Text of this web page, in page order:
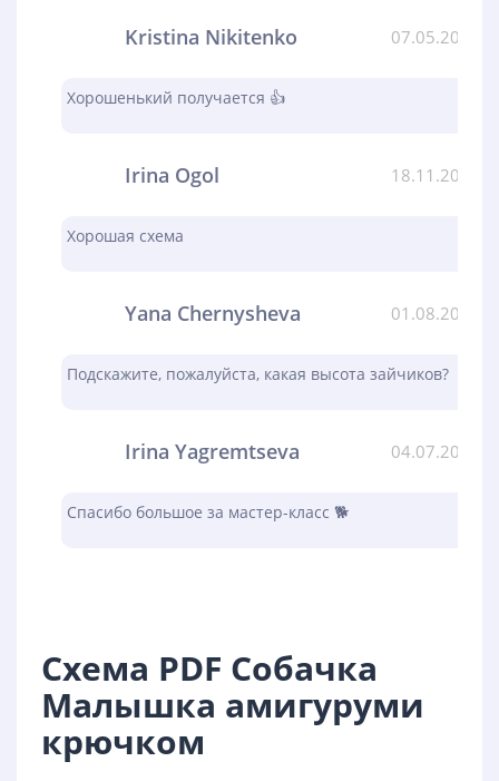
Kristina Nikitenko 07.05.2024
Хорошенький получается 👍
Irina Ogol 18.11.2023
Хорошая схема
Yana Chernysheva 01.08.2023
Подскажите, пожалуйста, какая высота зайчиков?
Irina Yagremtseva 04.07.2023
Спасибо большое за мастер-класс 🐕
Схема PDF Собачка
Малышка амигуруми
крючком